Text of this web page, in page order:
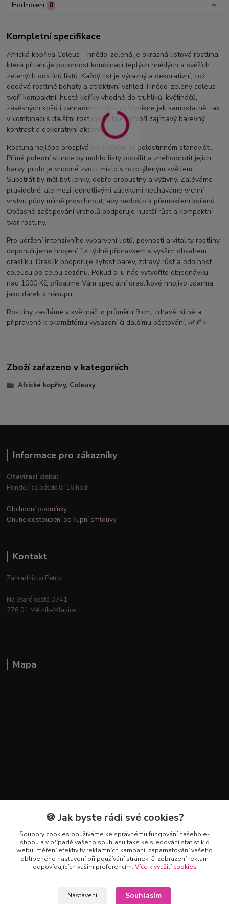
Hodnocení 0
Kompletní specifikace
Africká kopřiva Coleus – hnědo-zelená je okrasná listová rostlina,
která přitahuje pozornost kombinací teplých hnědých a svěžích
zelených odstínů listů. Každý list je výrazný a dekorativní, což
dodává rostlině bohatý a atraktivní vzhled. Hnědo-zelený coleus
tvoří kompaktní, husté keříky vhodné do truhlíků, květináčů,
závěsných košů i zahradních záhonů. Vynikne jak samostatně, tak
v kombinaci s dalšími rostlinami, kde vytvoří zajímavý barevný
kontrast a dekorativní akcent.
Rostlina nejlépe prospívá na světlém až polostinném stanovišti.
Přímé polední slunce by mohlo listy popálit a znehodnotit jejich
barvy, proto je vhodné zvolit místo s rozptýleným světlem.
Substrát by měl být lehký, dobře propustný a výživný. Zaléváme
pravidelně, ale mezi jednotlivými zálivkami necháváme vrchní
vrstvu půdy mírně proschnout, aby nedošlo k přemokření kořenů.
Občasné zaštipování vrcholů podporuje hustší růst a kompaktní
tvar rostliny.
Pro udržení intenzivního vybarvení listů, pevnosti a vitality rostliny
doporučujeme hnojení 1× týdně přípravkem s vyšším obsahem
draslíku. Draslík podporuje sytost barev, zdravý růst a odolnost
coleusu po celou sezónu. Pokud si u nás vytvoříte objednávku
nad 1000 Kč, přibalíme Vám speciální draslíkové hnojivo zdarma
jako dárek k nákupu.
Rostliny zasíláme v květináči o průměru 9 cm, zdravé, silné a
připravené k okamžitému vysazení či dalšímu pěstování. 🌿🍂✨
Zboží zařazeno v kategoriích
Africké kopřivy, Coleusy
Informace pro zákazníky
Otevírací doba:
Pondělí až pátek: 8-16 hod.
Obchodní podmínky
Online odstoupení od kupní smlouvy
Kontakt
Zahradnictví Petro
Na Staré cestě 3741
276 01 Mělník–Mlazice
Mapa
Kontakty
+420 602 223 614
info@zahradnictvipetro.cz
🍪 Jak byste rádi své cookies?
Soubory cookies používáme ke správnému fungování našeho e-
shopu a v případě vašeho souhlasu také ke sledování statistik o
webu, měření efektivity reklamních kampaní, zapamatování vašeho
oblíbeného nastavení při používání stránek, či zobrazení reklam
odpovídajících vašim preferencím. Více k využití cookies
Nastavení Souhlasím